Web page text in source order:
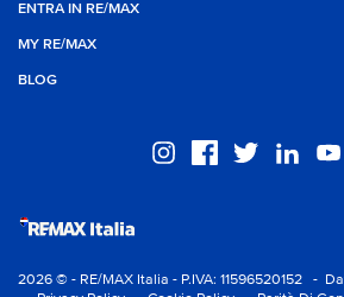
ENTRA IN RE/MAX
MY RE/MAX
BLOG
2026 © - RE/MAX Italia - P.IVA: 11596520152
-